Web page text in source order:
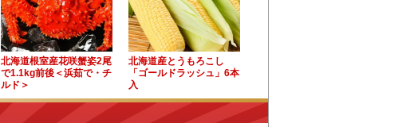
北海道根室産花咲蟹姿2尾
で1.1kg前後＜浜茹で・チ
ルド＞
北海道産とうもろこし
「ゴールドラッシュ」6本
入